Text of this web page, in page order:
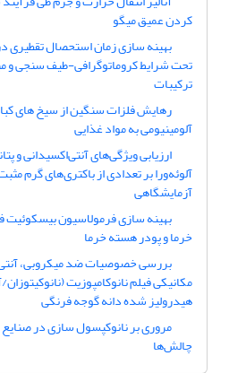
کردن عمیق میگو
بهینه سازی زمان استحصال تقطیری
تحت شرایط کروماتوگرافی-طیف سنجی و
ترکیبات
رهایش فلزات سنگین از سیخ های
آلومینیومی به مواد غذایی
ارزیابی ویژگی‌های آنتی‌اکسیدانی و
آلوئه‌ورا بر تعدادی از باکتری‌های گرم
آزمایشگاهی
بهینه سازی فرمولاسیون بیسکوئیت
خرما و پودر هسته خرما
بررسی خصوصیات ضد میکروبی،
مکانیکی فیلم نانوکامپوزیت
هیدرولیز شده دانه گوجه فرنگی
مروری بر نانوکپسول سازی در صنایع
چالش‌ها